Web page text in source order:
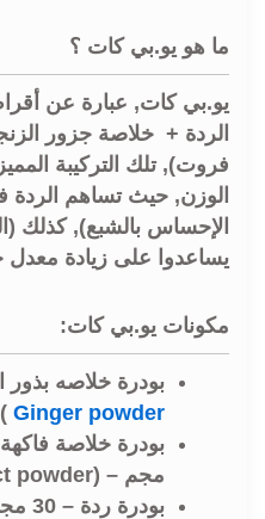
ما هو يو.بي كات ؟
يو.بي كات, عبارة عن
الردة + خلاصة جزور
فروت), تلك التركيبة
الوزن, حيث تساهم الردة
الإحساس بالشبع), كذلك
يساعدوا على زيادة
مكونات يو.بي كات:
بودرة خلاصه بذور
Ginger powder
مجم – (powder
بودرة ردة – 30 مجم – (